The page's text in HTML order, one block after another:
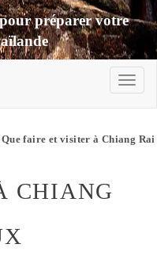
pour préparer votre
Que faire et visiter à Chiang Rai
CHIANG